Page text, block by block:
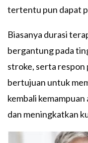
tertentu pun dapat
Biasanya durasi
bergantung pada
stroke, serta respon
bertujuan untuk
kembali
dan meningkatkan